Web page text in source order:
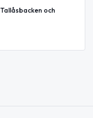
och